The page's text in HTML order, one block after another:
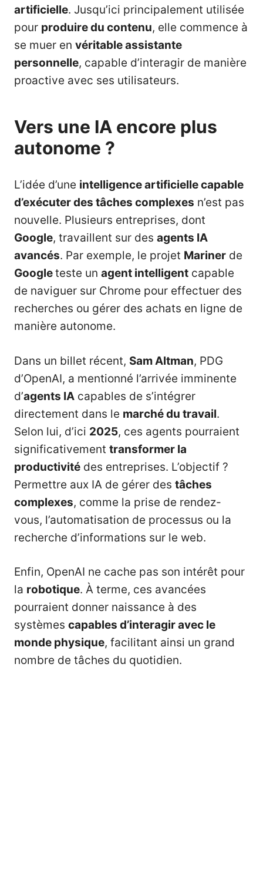
artificielle. Jusqu’ici principalement utilisée
pour produire du contenu, elle commence à
se muer en véritable assistante
personnelle, capable d’interagir de manière
proactive avec ses utilisateurs.
Vers une IA encore plus
autonome ?
L’idée d’une intelligence artificielle capable
d’exécuter des tâches complexes n’est pas
nouvelle. Plusieurs entreprises, dont
Google, travaillent sur des agents IA
avancés. Par exemple, le projet Mariner de
Googleteste un agent intelligent capable
de naviguer sur Chrome pour effectuer des
recherches ou gérer des achats en ligne de
manière autonome.
Dans un billet récent, Sam Altman, PDG
d’OpenAI, a mentionné l’arrivée imminente
d’agents IA capables de s’intégrer
directement dans le marché du travail.
Selon lui, d’ici 2025, ces agents pourraient
significativement transformer la
productivité des entreprises. L’objectif ?
Permettre aux IA de gérer des tâches
complexes, comme la prise de rendez-
vous, l’automatisation de processus ou la
recherche d’informations sur le web.
Enfin, OpenAI ne cache pas son intérêt pour
la robotique. À terme, ces avancées
pourraient donner naissance à des
systèmes capables d’interagir avec le
monde physique, facilitant ainsi un grand
nombre de tâches du quotidien.